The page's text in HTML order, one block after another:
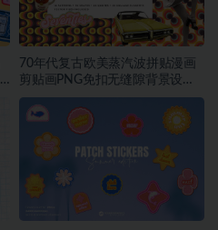
70年代复古欧美蒸汽波拼贴漫画
剪贴画PNG免扣无缝隙背景设计
素材